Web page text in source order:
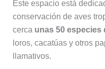
Este espacio está
conservación de aves
cerca unas 50 especies
loros, cacatúas y otros
llamativos.